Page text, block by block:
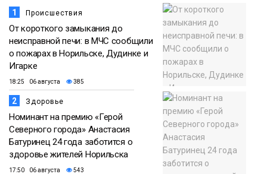
1 Происшествия
От короткого замыкания до
неисправной печи: в МЧС сообщили
о пожарах в Норильске, Дудинке и
Игарке
18:25 06 августа 385
2 Здоровье
Номинант на премию «Герой
Северного города» Анастасия
Батуринец 24 года заботится о
здоровье жителей Норильска
17:50 06 августа 543